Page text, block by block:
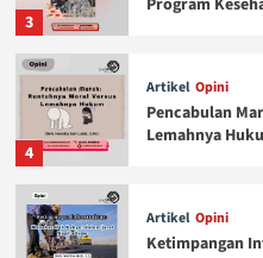
3
Program
4
Artikel Opini
Pencabulan
Lemahnya
Artikel Opini
Ketimpangan